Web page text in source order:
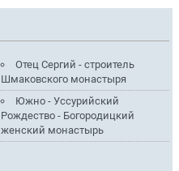
Отец Сергий - строитель
Шмаковского монастыря
Южно - Уссурийский
Рождество - Богородицкий
женский монастырь